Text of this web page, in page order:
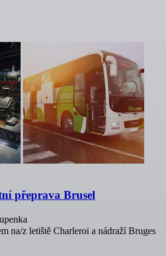
přeprava Brusel
na/z letiště Charleroi a nádraží Bruges